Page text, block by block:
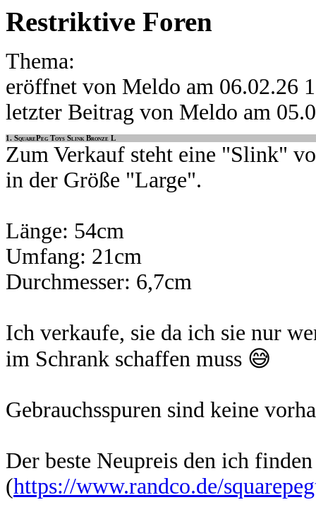
Restriktive Foren
Thema:
eröffnet von Meldo am 06.02.26
letzter Beitrag von Meldo am
1. SquarePeg Toys Slink Bronze L
Zum Verkauf steht eine "Slink"
in der Größe "Large".
Länge: 54cm
Umfang: 21cm
Durchmesser: 6,7cm
Ich verkaufe, sie da ich sie nur
im Schrank schaffen muss 😅
Gebrauchsspuren sind keine
Der beste Neupreis den ich
(https://www.randco.de/